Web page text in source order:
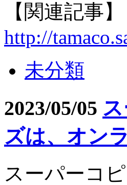
【関連記事】
http://
未分類
2023/05/05
ズは、オン
スーパーコ